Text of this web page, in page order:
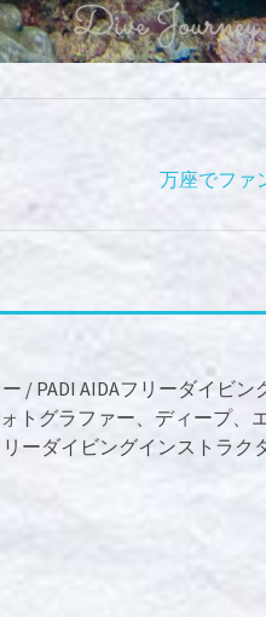
万座でファ
/ PADI AIDAフリーダイビ
トグラファー、ディープ、
ーダイビングインストラク